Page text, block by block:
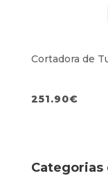
Cortadora de
251.90€